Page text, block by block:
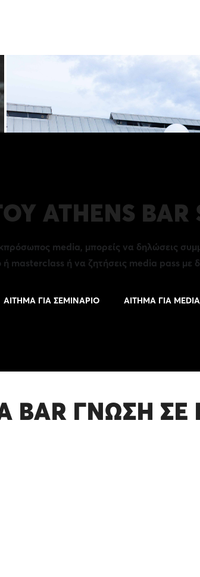
ATHENS BAR
media, μπορείς να δηλώσεις
ή masterclass ή να ζητήσεις media pass
ΑΙΤΗΜΑ ΓΙΑ ΣΕΜΙΝΑΡΙΟ ΑΙΤΗΜΑ ΓΙΑ
ΓΝΩΣΗ ΣΕ